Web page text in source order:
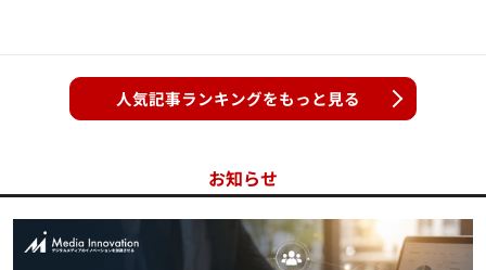
人気記事ランキングをもっと見る
お知らせ